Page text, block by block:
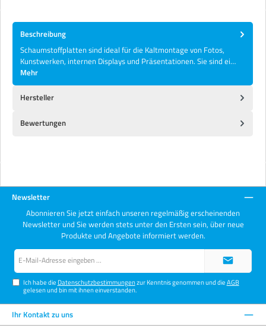
Beschreibung
Schaumstoffplatten sind ideal für die Kaltmontage von Fotos,
Kunstwerken, internen Displays und Präsentationen. Sie sind ei…
Mehr
Hersteller
Bewertungen
Newsletter
Abonnieren Sie jetzt einfach unseren regelmäßig erscheinenden
Newsletter und Sie werden stets unter den Ersten sein, über neue
Produkte und Angebote informiert werden.
Ich habe die Datenschutzbestimmungenzur Kenntnis genommen und dieAGB
gelesen und bin mit ihnen einverstanden.
Ihr Kontakt zu uns